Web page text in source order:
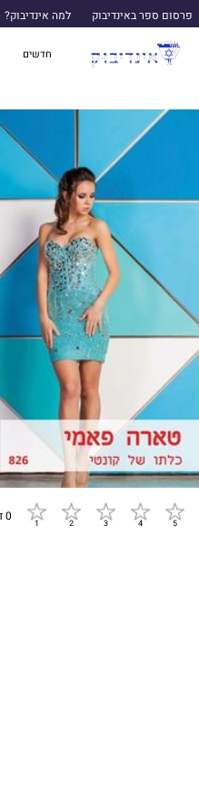
פרסום ספר באינדיבוק למה אינדיבוק?
חדשים
0 דירוגים